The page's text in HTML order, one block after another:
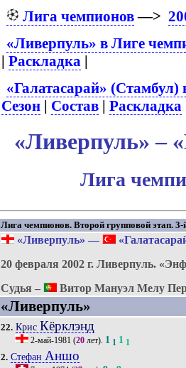
Лига чемпионов—>
«Ливерпуль» в Лиге
|Раскладка |
«Галатасарай» (Стамбул)
Сезон | Состав |Раскладка
«Ливерпуль» –
Лига
Лига чемпионов. Второй групповой этап. 3-
«Ливерпуль» —
20 февраля 2002 г. Ливерпуль.
Судья –
Витор Мануэл Мелу
«Ливерпуль»
22. Крис Кёрклэнд
2-май-1981 (20лет). 1 1 1 1
2. Стефан Аншо